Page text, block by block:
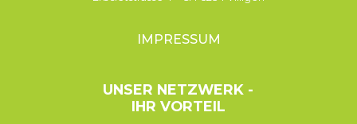
IMPRESSUM
UNSER NETZWERK -
IHR VORTEIL